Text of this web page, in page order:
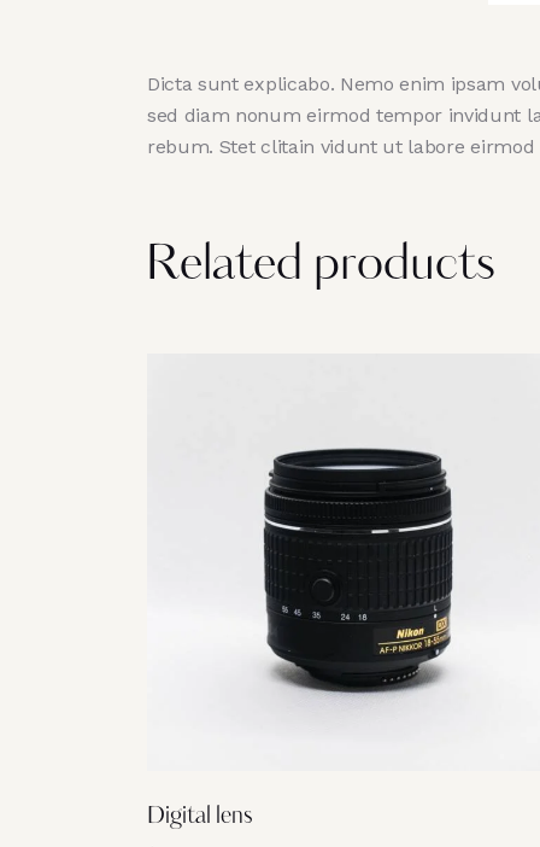
Dicta sunt explicabo. Nemo enim ipsam
sed diam nonum eirmod tempor invidunt
rebum. Stet clitain vidunt ut labore
Related products
Digital lens